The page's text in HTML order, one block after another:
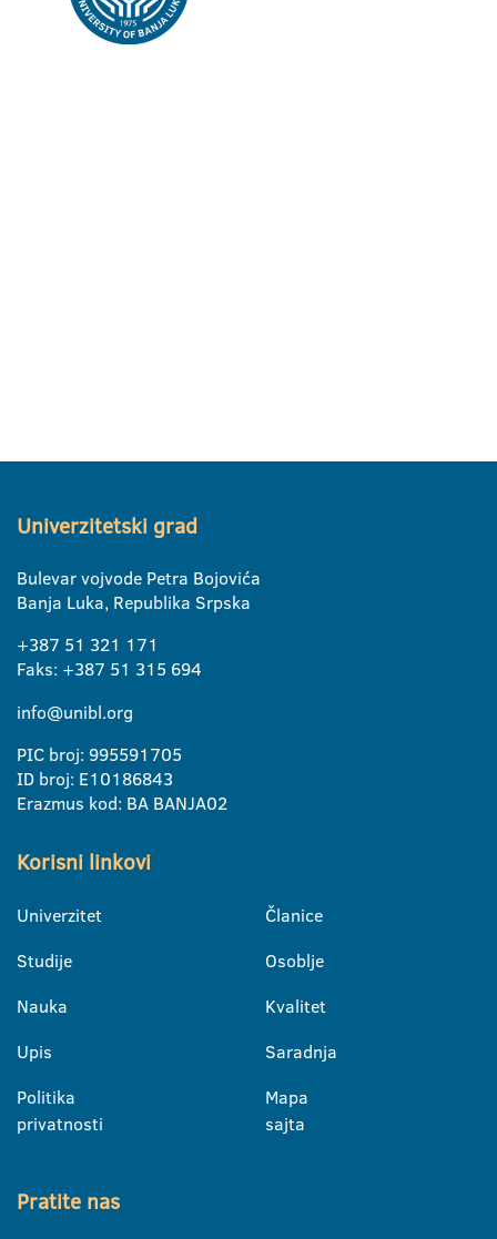
Univerzitetski grad
Bulevar vojvode Petra Bojovića
Banja Luka, Republika Srpska
+387 51 321 171
Faks: +387 51 315 694
info@unibl.org
PIC broj: 995591705
ID broj: E10186843
Erazmus kod: BA BANJA02
Korisni linkovi
Univerzitet
Studije
Nauka
Upis
Politika
privatnosti
Članice
Osoblje
Kvalitet
Saradnja
Mapa
sajta
Pratite nas